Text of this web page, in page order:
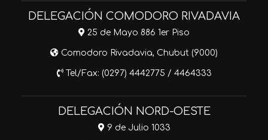
DELEGACIÓN COMODORO RIVADAVIA
25 de Mayo 886 1er Piso
Comodoro Rivadavia, Chubut (9000)
Tel/Fax: (0297) 4442775 / 4464333
DELEGACIÓN NORD-OESTE
9 de Julio 1033